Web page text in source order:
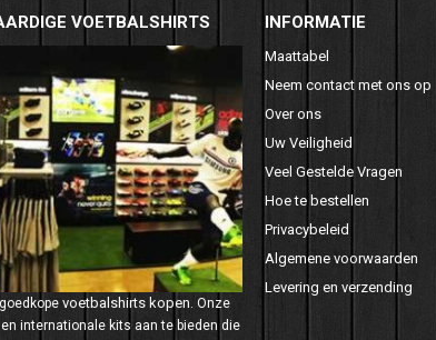
VOETBALSHIRTS
voetbalshirts kopen. Onze
internationale kits aan te bieden die
INFORMATIE
Maattabel
Neem contact met ons op
Over ons
Uw Veiligheid
Veel Gestelde Vragen
Hoe te bestellen
Privacybeleid
Algemene voorwaarden
Levering en verzending